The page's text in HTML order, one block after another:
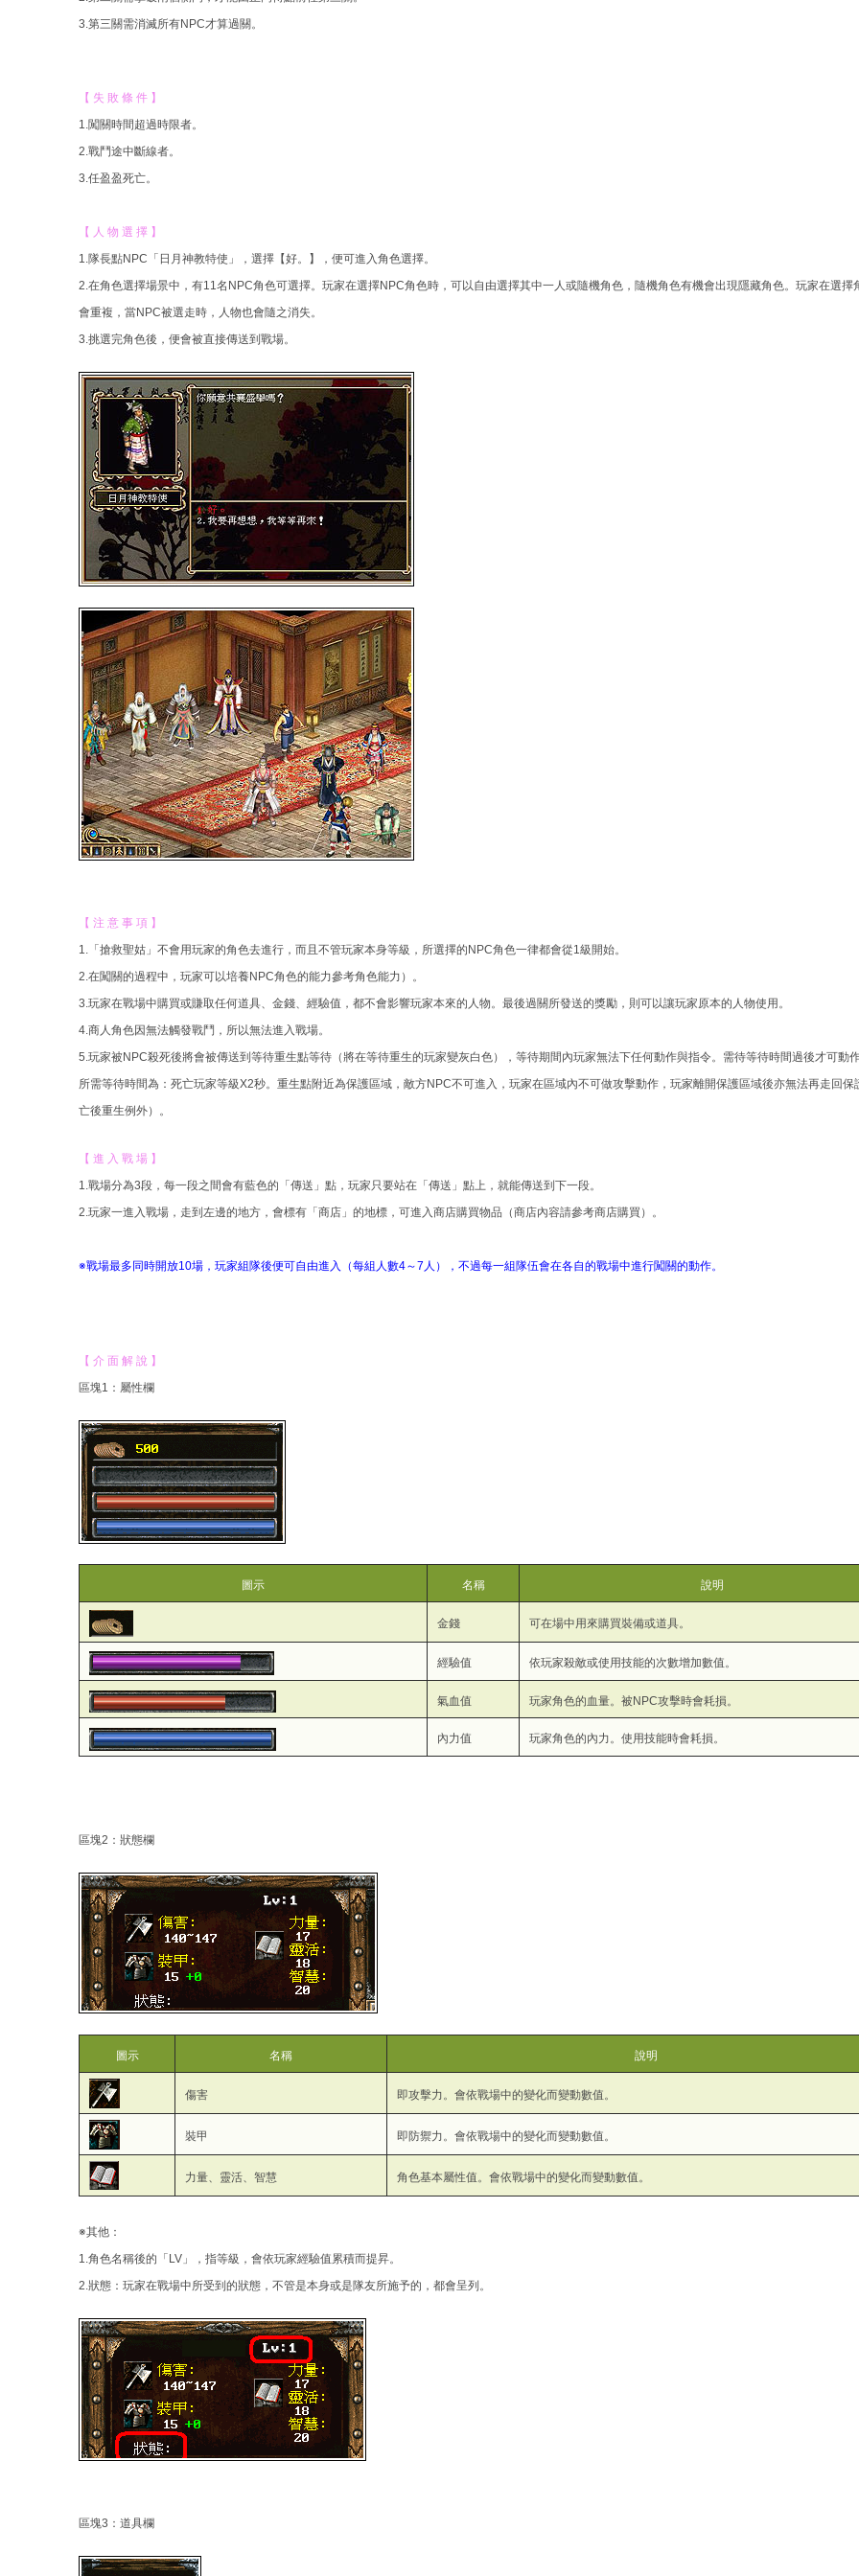
3.第三關需消滅所有NPC才算過關。
【 失 敗 條 件 】
1.闖關時間超過時限者。
2.戰鬥途中斷線者。
3.任盈盈死亡。
【 人 物 選 擇 】
1.隊長點NPC「日月神教特使」，選擇【好。】，便可進入角色選擇。
2.在角色選擇場景中，有11名NPC角色可選擇。玩家在選擇NPC角色時，可以自由選擇其中一人或隨機角色，隨機角色有機會出現隱藏角色。玩家在選擇
會重複，當NPC被選走時，人物也會隨之消失。
3.挑選完角色後，便會被直接傳送到戰場。
【 注 意 事 項 】
1.「搶救聖姑」不會用玩家的角色去進行，而且不管玩家本身等級，所選擇的NPC角色一律都會從1級開始。
2.在闖關的過程中，玩家可以培養NPC角色的能力參考角色能力）。
3.玩家在戰場中購買或賺取任何道具、金錢、經驗值，都不會影響玩家本來的人物。最後過關所發送的獎勵，則可以讓玩家原本的人物使用。
4.商人角色因無法觸發戰鬥，所以無法進入戰場。
5.玩家被NPC殺死後將會被傳送到等待重生點等待（將在等待重生的玩家變灰白色），等待期間內玩家無法下任何動作與指令。需待等待時間過後才可動
所需等待時間為：死亡玩家等級X2秒。重生點附近為保護區域，敵方NPC不可進入，玩家在區域內不可做攻擊動作，玩家離開保護區域後亦無法再走回保
亡後重生例外）。
【 進 入 戰 場 】
1.戰場分為3段，每一段之間會有藍色的「傳送」點，玩家只要站在「傳送」點上，就能傳送到下一段。
2.玩家一進入戰場，走到左邊的地方，會標有「商店」的地標，可進入商店購買物品（商店內容請參考商店購買）。
※戰場最多同時開放10場，玩家組隊後便可自由進入（每組人數4～7人），不過每一組隊伍會在各自的戰場中進行闖關的動作。
【 介 面 解 說 】
區塊1：屬性欄
圖示 名稱 說明
金錢 可在場中用來購買裝備或道具。
經驗值 依玩家殺敵或使用技能的次數增加數值。
氣血值 玩家角色的血量。被NPC攻擊時會耗損。
內力值 玩家角色的內力。使用技能時會耗損。
區塊2：狀態欄
圖示 名稱 說明
傷害 即攻擊力。會依戰場中的變化而變動數值。
裝甲 即防禦力。會依戰場中的變化而變動數值。
力量、靈活、智慧 角色基本屬性值。會依戰場中的變化而變動數值。
※其他：
1.角色名稱後的「LV」，指等級，會依玩家經驗值累積而提昇。
2.狀態：玩家在戰場中所受到的狀態，不管是本身或是隊友所施予的，都會呈列。
區塊3：道具欄